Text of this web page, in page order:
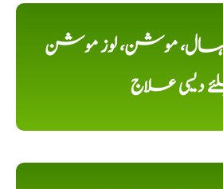
موشن، لوز موشن
دیسی علاج